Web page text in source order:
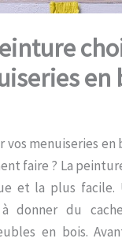
en
vos menuiseries en
faire ? La
et la plus facile.
donner du
en bois.